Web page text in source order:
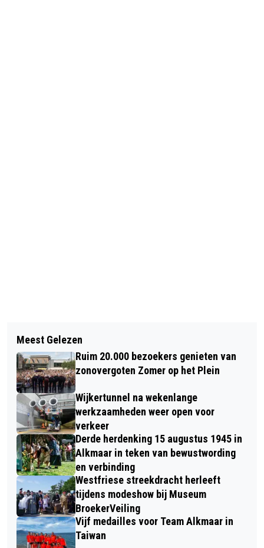
EERSTE ALKMAAR SHOPPING NIGHT
EN PRIDE SINDS 2019 OP ZATERDAG
28 MEI!
OUDORP WEER KLAAR VOOR
RAADHUIS PINKSTERUN
Meest Gelezen
Ruim 20.000 bezoekers genieten van
zonovergoten Zomer op het Plein
Wijkertunnel na wekenlange
werkzaamheden weer open voor
verkeer
Derde herdenking 15 augustus 1945 in
Alkmaar in teken van bewustwording
en verbinding
Westfriese streekdracht herleeft
tijdens modeshow bij Museum
BroekerVeiling
Vijf medailles voor Team Alkmaar in
Taiwan